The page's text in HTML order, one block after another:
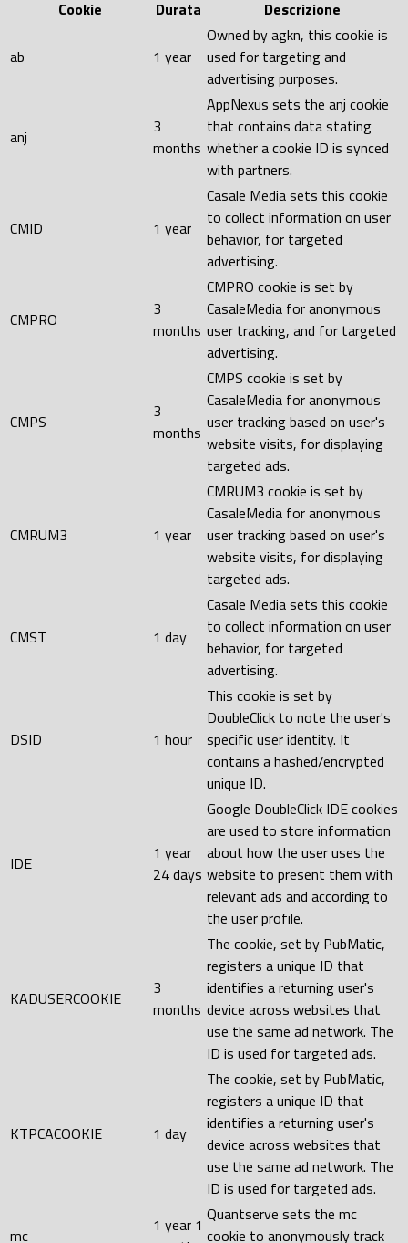
Cookie
Durata Descrizione
ab 1 year
Owned by agkn, this cookie is
used for targeting and
advertising purposes.
anj
3
months
AppNexus sets the anj cookie
that contains data stating
whether a cookie ID is synced
with partners.
CMID 1 year
Casale Media sets this cookie
to collect information on user
behavior, for targeted
advertising.
CMPRO
3
months
CMPRO cookie is set by
CasaleMedia for anonymous
user tracking, and for targeted
advertising.
CMPS
3
months
CMPS cookie is set by
CasaleMedia for anonymous
user tracking based on user's
website visits, for displaying
targeted ads.
CMRUM3 1 year
CMRUM3 cookie is set by
CasaleMedia for anonymous
user tracking based on user's
website visits, for displaying
targeted ads.
CMST 1 day
Casale Media sets this cookie
to collect information on user
behavior, for targeted
advertising.
DSID 1 hour
This cookie is set by
DoubleClick to note the user's
specific user identity. It
contains a hashed/encrypted
unique ID.
IDE
1 year
24 days
Google DoubleClick IDE cookies
are used to store information
about how the user uses the
website to present them with
relevant ads and according to
the user profile.
KADUSERCOOKIE
3
months
The cookie, set by PubMatic,
registers a unique ID that
identifies a returning user's
device across websites that
use the same ad network. The
ID is used for targeted ads.
KTPCACOOKIE 1 day
The cookie, set by PubMatic,
registers a unique ID that
identifies a returning user's
device across websites that
use the same ad network. The
ID is used for targeted ads.
mc
1 year 1 Quantserve sets the mc
cookie to anonymously track